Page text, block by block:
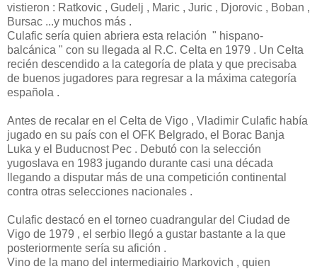
vistieron : Ratkovic , Gudelj , Maric , Juric , Djorovic , Boban ,
Bursac ...y muchos más .
Culafic sería quien abriera esta relación " hispano-
balcánica " con su llegada al R.C. Celta en 1979 . Un Celta
recién descendido a la categoría de plata y que precisaba
de buenos jugadores para regresar a la máxima categoría
española .
Antes de recalar en el Celta de Vigo , Vladimir Culafic había
jugado en su país con el OFK Belgrado, el Borac Banja
Luka y el Buducnost Pec . Debutó con la selección
yugoslava en 1983 jugando durante casi una década
llegando a disputar más de una competición continental
contra otras selecciones nacionales .
Culafic destacó en el torneo cuadrangular del Ciudad de
Vigo de 1979 , el serbio llegó a gustar bastante a la que
posteriormente sería su afición .
Vino de la mano del intermediairio Markovich , quien